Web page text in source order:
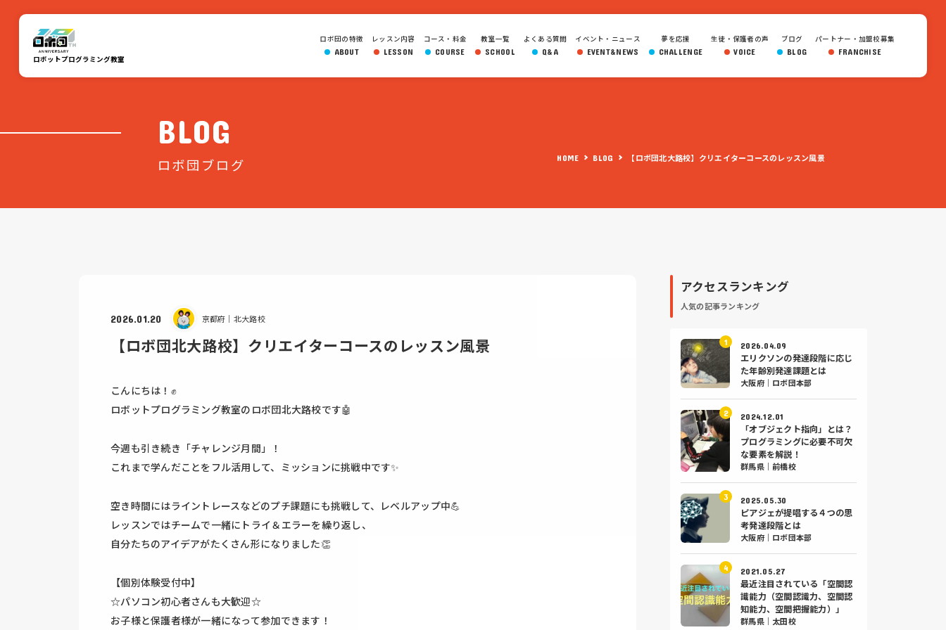
ロボットプログラミング教室
ロボ団の特徴
ABOUT
レッスン内容
LESSON
コース・料金
COURSE
教室一覧
SCHOOL
よくある質問
Q&A
イベント・ニュース
EVENT&NEWS
夢を応援
CHALLENGE
生徒・保護者の声
VOICE
ブログ
BLOG
パートナー・加盟校募集
FRANCHISE
BLOG
ロボ団ブログ HOME BLOG 【ロボ団北大路校】クリエイターコースのレッスン風景
2026.01.20 京都府｜ 北大路校
【ロボ団北大路校】クリエイターコースのレッスン風景
こんにちは！✊
ロボットプログラミング教室のロボ団北大路校です🤖
今週も引き続き「チャレンジ月間」！
これまで学んだことをフル活用して、ミッションに挑戦中です✨
空き時間にはライントレースなどのプチ課題にも挑戦して、レベルアップ中💪
レッスンではチームで一緒にトライ＆エラーを繰り返し、
自分たちのアイデアがたくさん形になりました👏
【個別体験受付中】
☆パソコン初心者さんも大歓迎☆
お子様と保護者様が一緒になって参加できます！
アクセスランキング
人気の記事ランキング
2026.04.09
エリクソンの発達段階に応じ
た年齢別発達課題とは
大阪府｜ロボ団本部
2024.12.01
「オブジェクト指向」とは？
プログラミングに必要不可欠
な要素を解説！
群馬県｜前橋校
2025.05.30
ピアジェが提唱する４つの思
考発達段階とは
大阪府｜ロボ団本部
2021.05.27
最近注目されている「空間認
識能力（空間認識力、空間認
知能力、空間把握能力）」
群馬県｜太田校